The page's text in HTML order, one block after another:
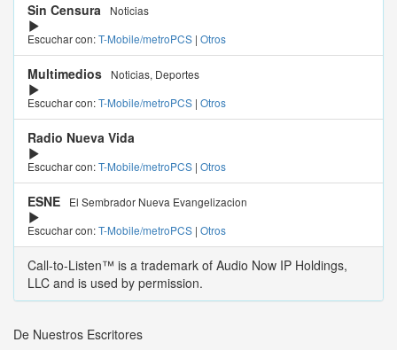
Sin Censura
Noticias
Escuchar con:T-Mobile/metroPCS | Otros
Multimedios
Noticias, Deportes
Escuchar con:T-Mobile/metroPCS | Otros
Radio Nueva Vida
Escuchar con:T-Mobile/metroPCS | Otros
ESNE
El Sembrador Nueva Evangelizacion
Escuchar con:T-Mobile/metroPCS | Otros
Call-to-Listen™ is a trademark of Audio Now IP Holdings,
LLC and is used by permission.
De Nuestros Escritores